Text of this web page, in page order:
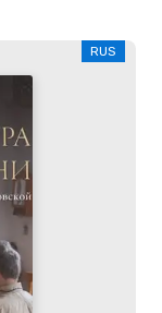
RUS